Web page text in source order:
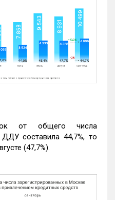
от общего числа
составила 44,7%, то
(47,7%).